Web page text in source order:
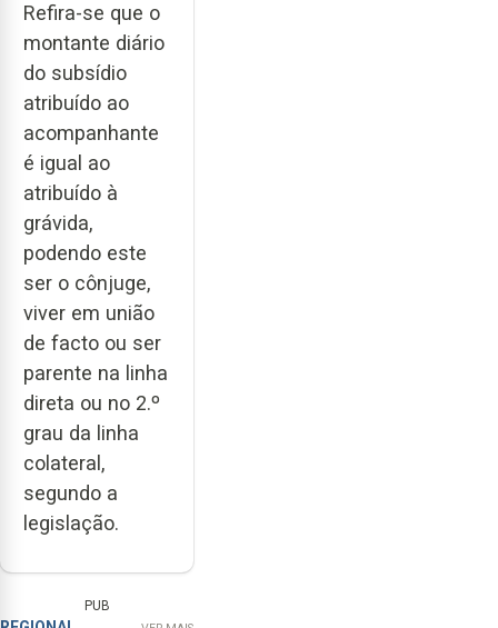
Refira-se que o
montante diário
do subsídio
atribuído ao
acompanhante
é igual ao
atribuído à
grávida,
podendo este
ser o cônjuge,
viver em união
de facto ou ser
parente na linha
direta ou no 2.º
grau da linha
colateral,
segundo a
legislação.
PUB